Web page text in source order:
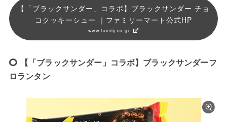
【「ブラックサンダー」コラボ】ブラックサンダー チョ
コクッキーシュー ｜ファミリーマート公式HP
www.family.co.jp
【「ブラックサンダー」コラボ】ブラックサンダーフ
ロランタン